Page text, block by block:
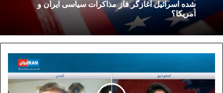
شده اسرائیل آغازگر فاز مذاکرات سیاسی ایران و
آمریکا؟